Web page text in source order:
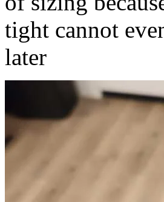
tight cannot
later